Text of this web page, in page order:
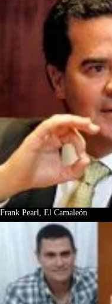
Frank Pearl, El Camaleón